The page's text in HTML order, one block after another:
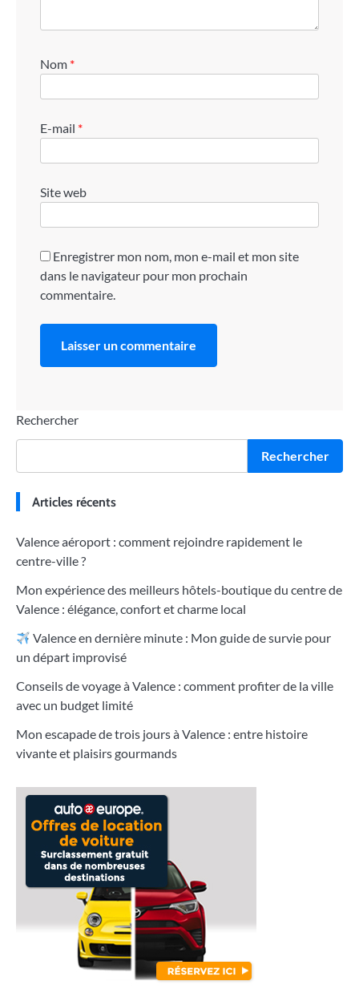
Nom *
E-mail *
Site web
Enregistrer mon nom, mon e-mail et mon site
dans le navigateur pour mon prochain
commentaire.
Rechercher
Rechercher
Articles récents
Valence aéroport : comment rejoindre rapidement le
centre-ville ?
Mon expérience des meilleurs hôtels-boutique du centre de
Valence : élégance, confort et charme local
Valence en dernière minute : Mon guide de survie pour
un départ improvisé
Conseils de voyage à Valence : comment profiter de la ville
avec un budget limité
Mon escapade de trois jours à Valence : entre histoire
vivante et plaisirs gourmands